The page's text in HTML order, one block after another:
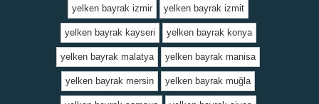
yelken bayrak izmir yelken bayrak izmit
yelken bayrak kayseri yelken bayrak konya
yelken bayrak malatya yelken bayrak manisa
yelken bayrak mersin yelken bayrak muğla